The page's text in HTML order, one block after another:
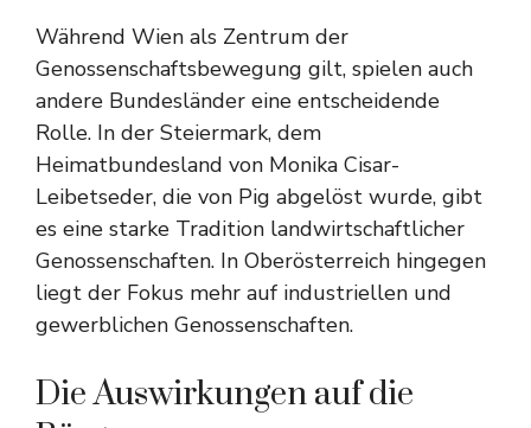
Während Wien als Zentrum der
Genossenschaftsbewegung gilt, spielen auch
andere Bundesländer eine entscheidende
Rolle. In der Steiermark, dem
Heimatbundesland von Monika Cisar-
Leibetseder, die von Pig abgelöst wurde, gibt
es eine starke Tradition landwirtschaftlicher
Genossenschaften. In Oberösterreich hingegen
liegt der Fokus mehr auf industriellen und
gewerblichen Genossenschaften.
Die Auswirkungen auf die